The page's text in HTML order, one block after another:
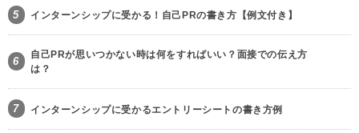
5 インターンシップに受かる！自己PRの書き方【例文付き】
6
自己PRが思いつかない時は何をすればいい？面接での伝え方
は？
7 インターンシップに受かるエントリーシートの書き方例